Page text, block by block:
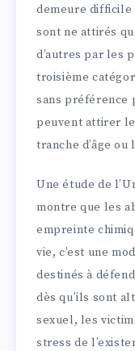
demeure difficile
sont ne attirés
d’autres par les
troisième
sans préférence
peuvent attirer
tranche d’âge
Une étude de
montre que les
empreinte
vie, c’est une
destinés à
dès qu’ils sont
sexuel, les
stress de